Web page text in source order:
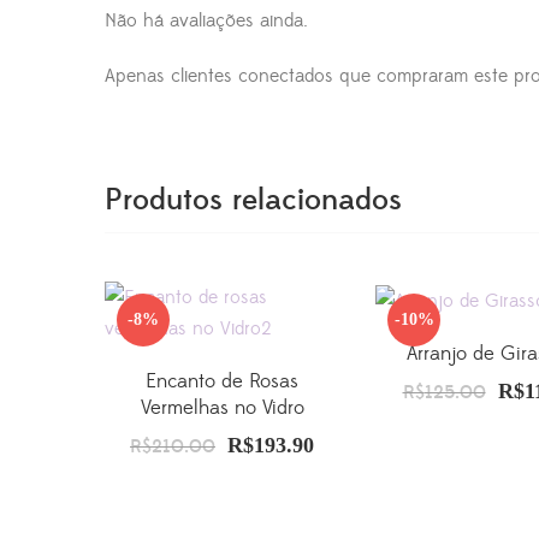
Não há avaliações ainda.
Apenas clientes conectados que compraram este
Produtos relacionados
-8%
Encanto de Rosas
Vermelhas no Vidro
R$210.00 O
R$193.90O
-10%
Arranjo de
R$125.00 O
R$